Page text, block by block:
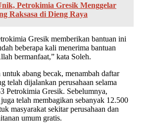
Petrokimia Gresik Menggelar
Raksasa di Dieng Raya
Gresik memberikan bantuan ini
beberapa kali menerima bantuan
bermanfaat,” kata Soleh.
abang becak, menambah daftar
telah dijalankan perusahaan selama
Petrokimia Gresik. Sebelumnya,
telah membagikan sebanyak 12.500
masyarakat sekitar perusahaan dan
umum gratis.